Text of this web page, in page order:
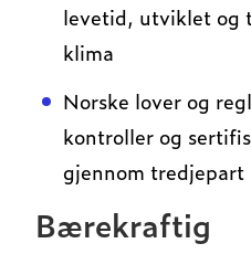
levetid, utviklet og
klima
Norske lover og
kontroller og
gjennom tredjepart
Bærekraftig